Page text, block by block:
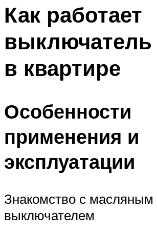
Меню
Как работает
выключатель
в квартире
Особенности
применения и
эксплуатации
Знакомство с масляным
выключателем